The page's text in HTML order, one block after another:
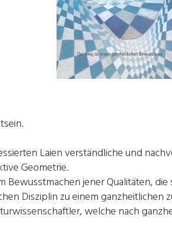
Laien verständliche und
Geometrie.
Bewusstmachen jener Qualitäten,
Disziplin zu einem ganzheitlichen
welche nach